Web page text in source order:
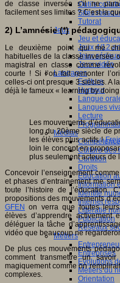
Outils
Sites
Tutorat
Jeux
Jeu et
Jeux 4/12
Jeux sérieux
Jeux vidéo
Langages
Ecriture
Humour
Langue
Langues
Lecture
Médias
Culture des
Curation
Droits
Education
Information
Identité
Internet
Littératie
Publication
Réseaux
Métiers
Entreprises
Evolutions
Métiers du
Orientation
de classe inversée s’il ne
facilement ses limites ? C’est la
2) L’amnésie (*)
Le deuxième point qui me
habituelles de la classe inversée
magistral en classe comme
courte ! Si l’on fait remonter
celles-ci ont presque 3 siècles. A
déjà le fameux « learning by
Les mouvements
long du 20ème siècle de
les élèves plus actifs !
loin le concept en
plus seulement acteurs de
Concevoir l’enseignement
et phases d’entrainement me
toute l’histoire de l’éducation.
propositions des mouvements
GFEN on verra que toutes
élèves d’apprendre
déléguer la tâche
vidéo que beaucoup ne
De plus ces mouvements
comment transmettre un
magiquement comme on
complexes.